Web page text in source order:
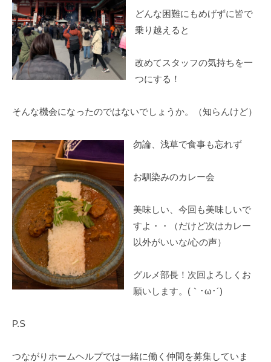
どんな困難にもめげずに皆で
乗り越えると
改めてスタッフの気持ちを一
つにする！
そんな機会になったのではないでしょうか。（知らんけど）
勿論、浅草で食事も忘れず
お馴染みのカレー会
美味しい、今回も美味しいで
すよ・・（だけど次はカレー
以外がいいな/心の声）
グルメ部長！次回よろしくお
願いします。(｀･ω･´)ゞ
P.S
つながりホームヘルプでは一緒に働く仲間を募集していま